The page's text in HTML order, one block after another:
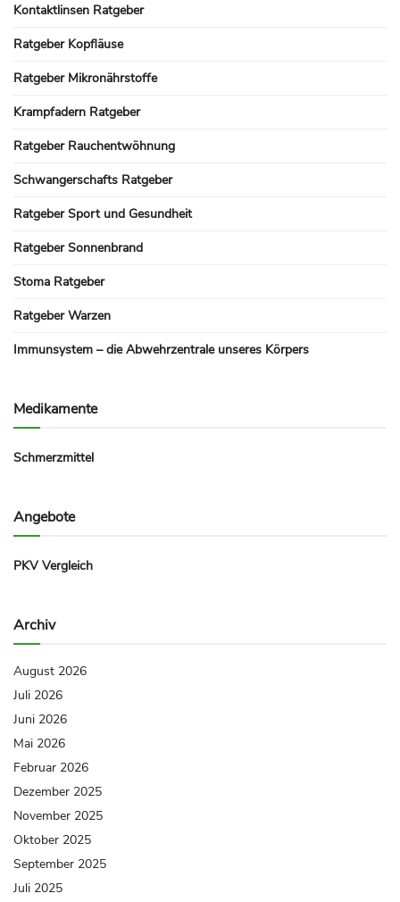
Kontaktlinsen Ratgeber
Ratgeber Kopfläuse
Ratgeber Mikronährstoffe
Krampfadern Ratgeber
Ratgeber Rauchentwöhnung
Schwangerschafts Ratgeber
Ratgeber Sport und Gesundheit
Ratgeber Sonnenbrand
Stoma Ratgeber
Ratgeber Warzen
Immunsystem – die Abwehrzentrale unseres Körpers
Medikamente
Schmerzmittel
Angebote
PKV Vergleich
Archiv
August 2026
Juli 2026
Juni 2026
Mai 2026
Februar 2026
Dezember 2025
November 2025
Oktober 2025
September 2025
Juli 2025